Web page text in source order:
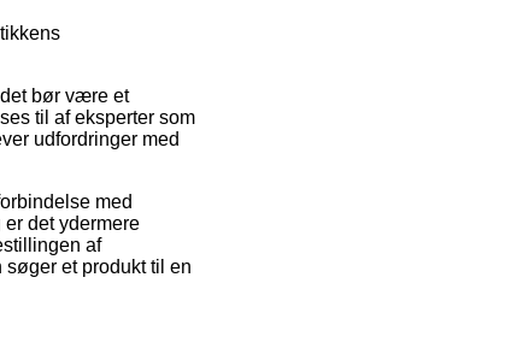
bør være et
til af eksperter som
udfordringer med
med
det ydermere
af
et produkt til en